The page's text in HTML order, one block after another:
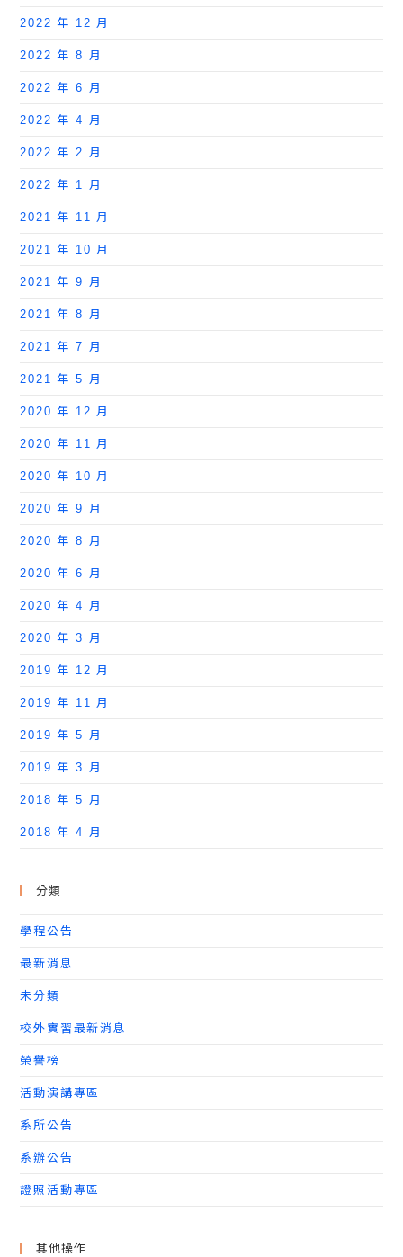
2022 年 12 月
2022 年 8 月
2022 年 6 月
2022 年 4 月
2022 年 2 月
2022 年 1 月
2021 年 11 月
2021 年 10 月
2021 年 9 月
2021 年 8 月
2021 年 7 月
2021 年 5 月
2020 年 12 月
2020 年 11 月
2020 年 10 月
2020 年 9 月
2020 年 8 月
2020 年 6 月
2020 年 4 月
2020 年 3 月
2019 年 12 月
2019 年 11 月
2019 年 5 月
2019 年 3 月
2018 年 5 月
2018 年 4 月
分類
學程公告
最新消息
未分類
校外實習最新消息
榮譽榜
活動演講專區
系所公告
系辦公告
證照活動專區
其他操作